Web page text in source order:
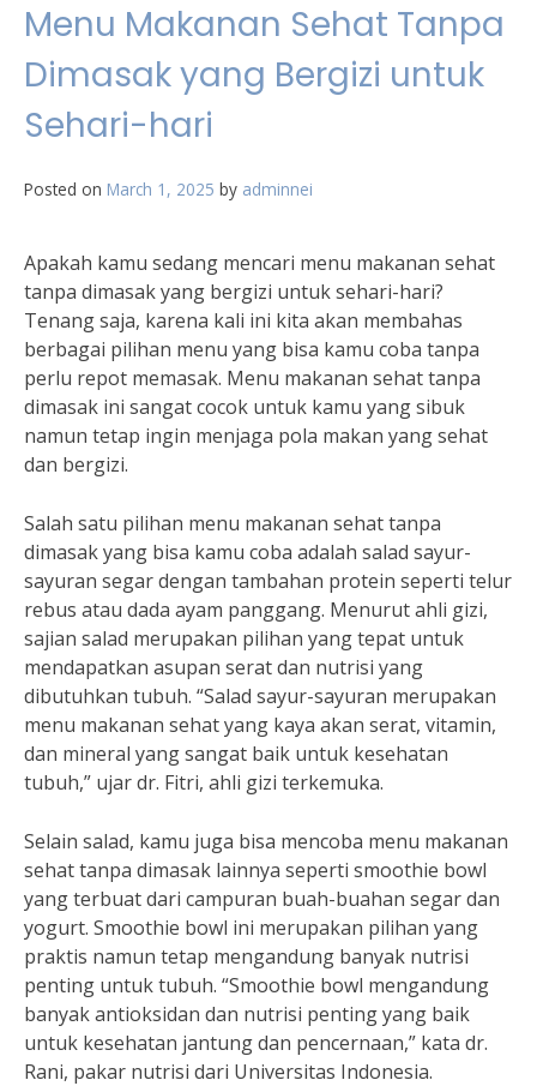
Menu Makanan Sehat Tanpa
Dimasak yang Bergizi untuk
Sehari-hari
Posted on March 1, 2025 by adminnei
Apakah kamu sedang mencari menu makanan sehat
tanpa dimasak yang bergizi untuk sehari-hari?
Tenang saja, karena kali ini kita akan membahas
berbagai pilihan menu yang bisa kamu coba tanpa
perlu repot memasak. Menu makanan sehat tanpa
dimasak ini sangat cocok untuk kamu yang sibuk
namun tetap ingin menjaga pola makan yang sehat
dan bergizi.
Salah satu pilihan menu makanan sehat tanpa
dimasak yang bisa kamu coba adalah salad sayur-
sayuran segar dengan tambahan protein seperti telur
rebus atau dada ayam panggang. Menurut ahli gizi,
sajian salad merupakan pilihan yang tepat untuk
mendapatkan asupan serat dan nutrisi yang
dibutuhkan tubuh. “Salad sayur-sayuran merupakan
menu makanan sehat yang kaya akan serat, vitamin,
dan mineral yang sangat baik untuk kesehatan
tubuh,” ujar dr. Fitri, ahli gizi terkemuka.
Selain salad, kamu juga bisa mencoba menu makanan
sehat tanpa dimasak lainnya seperti smoothie bowl
yang terbuat dari campuran buah-buahan segar dan
yogurt. Smoothie bowl ini merupakan pilihan yang
praktis namun tetap mengandung banyak nutrisi
penting untuk tubuh. “Smoothie bowl mengandung
banyak antioksidan dan nutrisi penting yang baik
untuk kesehatan jantung dan pencernaan,” kata dr.
Rani, pakar nutrisi dari Universitas Indonesia.